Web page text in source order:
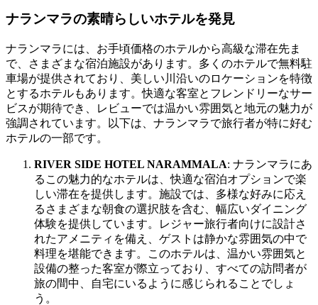
ナランマラの素晴らしいホテルを発見
ナランマラには、お手頃価格のホテルから高級な滞在先ま
で、さまざまな宿泊施設があります。多くのホテルで無料駐
車場が提供されており、美しい川沿いのロケーションを特徴
とするホテルもあります。快適な客室とフレンドリーなサー
ビスが期待でき、レビューでは温かい雰囲気と地元の魅力が
強調されています。以下は、ナランマラで旅行者が特に好む
ホテルの一部です。
RIVER SIDE HOTEL NARAMMALA: ナランマラにあ
るこの魅力的なホテルは、快適な宿泊オプションで楽
しい滞在を提供します。施設では、多様な好みに応え
るさまざまな朝食の選択肢を含む、幅広いダイニング
体験を提供しています。レジャー旅行者向けに設計さ
れたアメニティを備え、ゲストは静かな雰囲気の中で
料理を堪能できます。このホテルは、温かい雰囲気と
設備の整った客室が際立っており、すべての訪問者が
旅の間中、自宅にいるように感じられることでしょ
う。